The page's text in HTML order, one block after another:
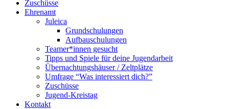
Zuschüsse
Ehrenamt
Juleica
Grundschulungen
Aufbauschulungen
Teamer*innen gesucht
Tipps und Spiele für deine Jugendarbeit
Übernachtungshäuser / Zeltplätze
Umfrage “Was interessiert dich?”
Zuschüsse
Jugend-Kreistag
Kontakt